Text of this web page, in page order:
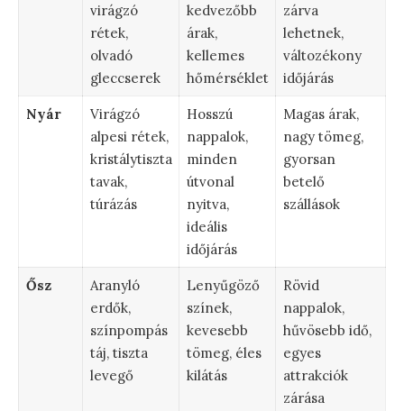
virágzó
rétek,
olvadó
gleccserek
kedvezőbb
árak,
kellemes
hőmérséklet
zárva
lehetnek,
változékony
időjárás
Nyár
Virágzó
alpesi rétek,
kristálytiszta
tavak,
túrázás
Hosszú
nappalok,
minden
útvonal
nyitva,
ideális
időjárás
Magas árak,
nagy tömeg,
gyorsan
betelő
szállások
Ősz
Aranyló
erdők,
színpompás
táj, tiszta
levegő
Lenyűgöző
színek,
kevesebb
tömeg, éles
kilátás
Rövid
nappalok,
hűvösebb idő,
egyes
attrakciók
zárása